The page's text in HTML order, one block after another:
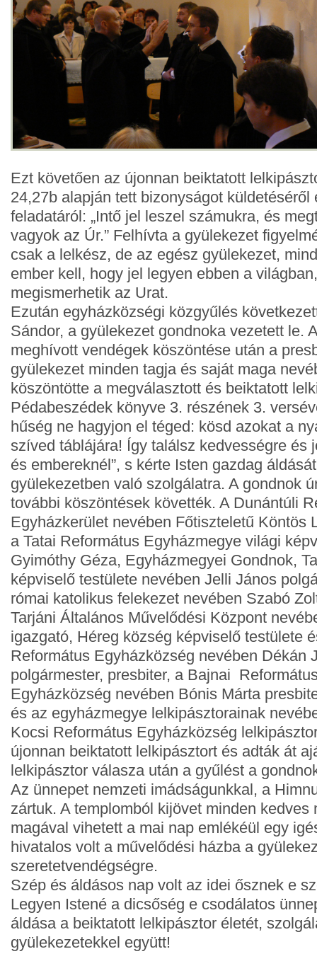
Ezt követően az újonnan beiktatott
24,27b alapján tett bizonyságot küldetéséről
feladatáról: „Intő jel leszel számukra, és
vagyok az Úr.” Felhívta a gyülekezet
csak a lelkész, de az egész gyülekezet,
ember kell, hogy jel legyen ebben a
megismerhetik az Urat.
Ezután egyházközségi közgyűlés
Sándor, a gyülekezet gondnoka vezetett le.
meghívott vendégek köszöntése után a
gyülekezet minden tagja és saját maga
köszöntötte a megválasztott és beiktatott
Pédabeszédek könyve 3. részének 3.
hűség ne hagyjon el téged: kösd azokat a
szíved táblájára! Így találsz kedvességre és
és embereknél”, s kérte Isten gazdag
gyülekezetben való szolgálatra. A gondnok
további köszöntések követték. A Dunántúli
Egyházkerület nevében Főtiszteletű Köntös
a Tatai Református Egyházmegye világi
Gyimóthy Géza, Egyházmegyei Gondnok,
képviselő testülete nevében Jelli János
római katolikus felekezet nevében Szabó
Tarjáni Általános Művelődési Központ
igazgató, Héreg község képviselő testülete
Református Egyházközség nevében Dékán
polgármester, presbiter, a Bajnai
Egyházközség nevében Bónis Márta
és az egyházmegye lelkipásztorainak
Kocsi Református Egyházközség
újonnan beiktatott lelkipásztort és adták át
lelkipásztor válasza után a gyűlést a
Az ünnepet nemzeti imádságunkkal, a
zártuk. A templomból kijövet minden kedves
magával vihetett a mai nap emlékéül egy
hivatalos volt a művelődési házba a
szeretetvendégségre.
Szép és áldásos nap volt az idei ősznek e
Legyen Istené a dicsőség e csodálatos
áldása a beiktatott lelkipásztor életét,
gyülekezetekkel együtt!